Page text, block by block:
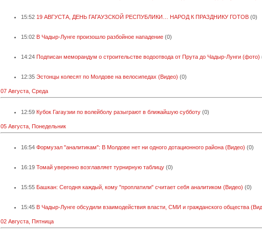
15:52 19 АВГУСТА, ДЕНЬ ГАГАУЗСКОЙ РЕСПУБЛИКИ… НАРОД К ПРАЗДНИКУ ГОТОВ (0)
15:02 В Чадыр-Лунге произошло разбойное нападение (0)
14:24 Подписан меморандум о строительстве водоотвода от Прута до Чадыр-Лунги (фото)
12:35 Эстонцы колесят по Молдове на велосипедах (Видео) (0)
07 Августа, Среда
12:59 Кубок Гагаузии по волейболу разыграют в ближайшую субботу (0)
05 Августа, Понедельник
16:54 Формузал "аналитикам": В Молдове нет ни одного дотационного района (Видео) (0)
16:19 Томай уверенно возглавляет турнирную таблицу (0)
15:55 Башкан: Сегодня каждый, кому "проплатили" считает себя аналитиком (Видео) (0)
15:45 В Чадыр-Лунге обсудили взаимодействия власти, СМИ и гражданского общества
02 Августа, Пятница